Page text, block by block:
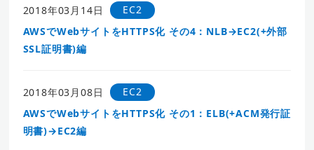
2018年03月14日
EC2
AWSでWebサイトをHTTPS化 その4：NLB→EC2(+外部
SSL証明書)編
2018年03月08日
EC2
AWSでWebサイトをHTTPS化 その1：ELB(+ACM発行証
明書)→EC2編